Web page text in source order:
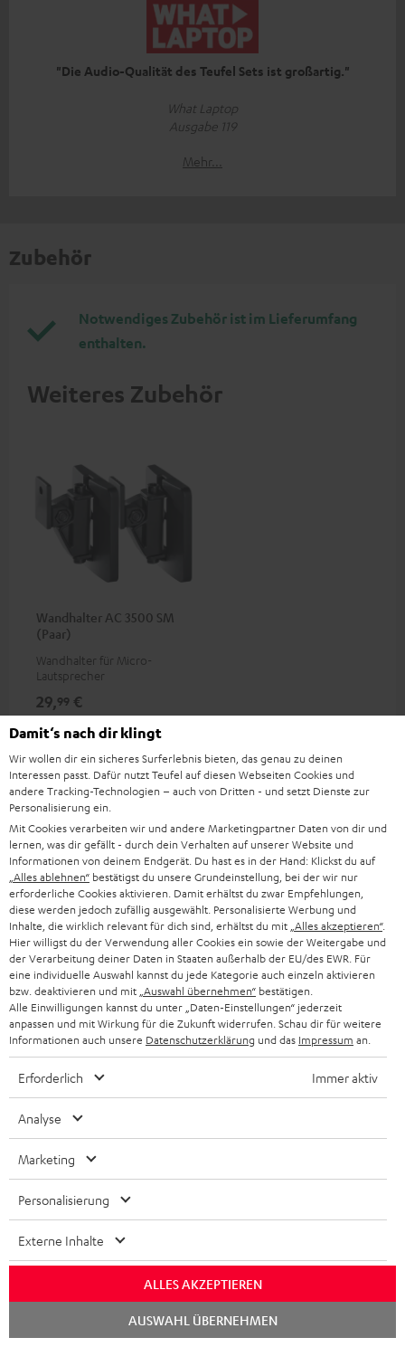
"Die Audio-Qualität des Teufel Sets ist großartig."
What Laptop
Ausgabe 119
Mehr...
Zubehör
Notwendiges Zubehör ist im Lieferumfang
enthalten.
Weiteres Zubehör
Wandhalter AC 3500 SM
(Paar)
Wandhalter für Micro-
Lautsprecher
29,99 €
Lieferumfang
Motiv 2 "2.1-Set"
1 × Fernbedienung MO 2 RC für A 200/3 SW – Weiß
1 × 2.1-Subwoofer A 200/3 SW – Weiß
2 × Satelliten-Lautsprecher MO 2 F – Weiß
Downloads und Service
D
o
k
u
m
e
P
r
Hilfe zu diesem Produkt
Gesetzliche Gewährleistung
Damit‘s nach dir klingt
Wir wollen dir ein sicheres Surferlebnis bieten, das genau zu deinen
Interessen passt. Dafür nutzt Teufel auf diesen Webseiten Cookies und
andere Tracking-Technologien – auch von Dritten - und setzt Dienste zur
Personalisierung ein.
Mit Cookies verarbeiten wir und andere Marketingpartner Daten von dir und
lernen, was dir gefällt - durch dein Verhalten auf unserer Website und
Informationen von deinem Endgerät. Du hast es in der Hand: Klickst du auf
„Alles ablehnen“ bestätigst du unsere Grundeinstellung, bei der wir nur
erforderliche Cookies aktivieren. Damit erhältst du zwar Empfehlungen,
diese werden jedoch zufällig ausgewählt. Personalisierte Werbung und
Inhalte, die wirklich relevant für dich sind, erhältst du mit „Alles akzeptieren“.
Hier willigst du der Verwendung aller Cookies ein sowie der Weitergabe und
der Verarbeitung deiner Daten in Staaten außerhalb der EU/des EWR. Für
eine individuelle Auswahl kannst du jede Kategorie auch einzeln aktivieren
bzw. deaktivieren und mit „Auswahl übernehmen“ bestätigen.
Alle Einwilligungen kannst du unter „Daten-Einstellungen“ jederzeit
anpassen und mit Wirkung für die Zukunft widerrufen. Schau dir für weitere
Informationen auch unsere Datenschutzerklärung und das Impressum an.
Erforderlich Immer aktiv
Analyse
Marketing
Personalisierung
Externe Inhalte
ALLES AKZEPTIEREN
AUSWAHL ÜBERNEHMEN